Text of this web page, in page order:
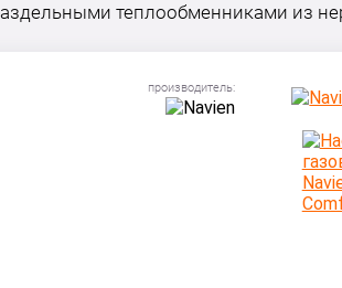
теплообменниками из